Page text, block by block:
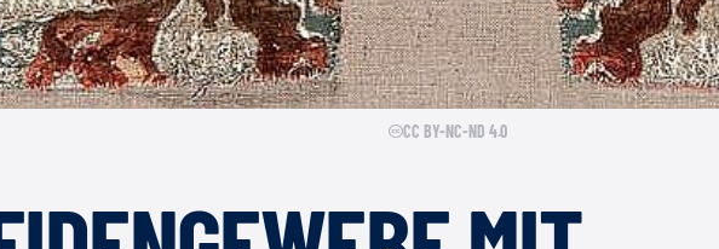
CC BY-NC-ND 4.0